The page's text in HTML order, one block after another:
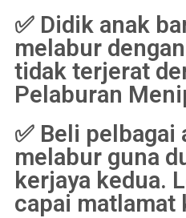
✅ Didik anak
melabur
tidak terjerat
Pelaburan
✅ Beli pelbagai
melabur guna
kerjaya kedua.
capai matlamat